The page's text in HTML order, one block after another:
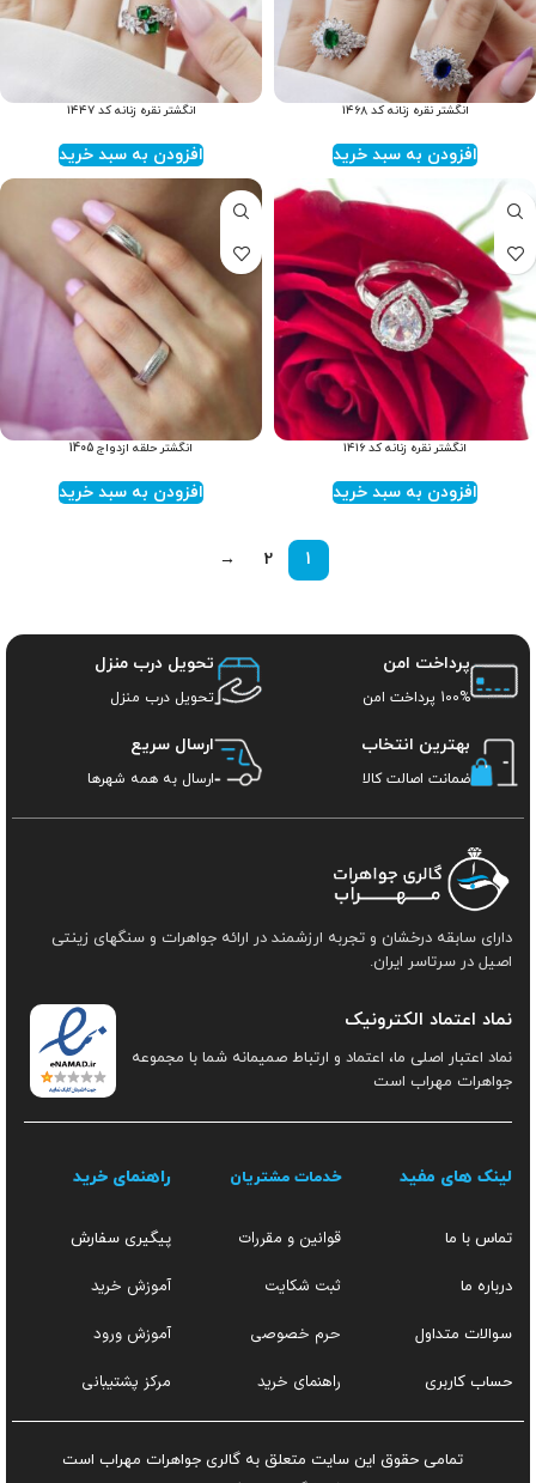
انگشتر نقره زنانه کد ۱۴۶۸
افزودن به سبد خرید
انگشتر نقره زنانه کد ۱۴۴۷
افزودن به سبد خرید
انگشتر نقره زنانه کد ۱۴۱۶
افزودن به سبد خرید
انگشتر حلقه ازدواج 1405
افزودن به سبد خرید
1
2
→
پرداخت امن
100% پرداخت امن
تحویل درب منزل
تحویل درب منزل
بهترین انتخاب
ضمانت اصالت کالا
ارسال سریع
ارسال به همه شهرها
دارای سابقه درخشان و تجربه ارزشمند در ارائه جواهرات و سنگهای زینتی
اصیل در سرتاسر ایران.
نماد اعتماد الکترونیک
نماد اعتبار اصلی ما، اعتماد و ارتباط صمیمانه شما با مجموعه
جواهرات مهراب است
لینک های مفید
تماس با ما
درباره ما
سوالات متداول
حساب کاربری
خدمات مشتریان
قوانین و مقررات
ثبت شکایت
حرم خصوصی
راهنمای خرید
راهنمای خرید
پیگیری سفارش
آموزش خرید
آموزش ورود
مرکز پشتیبانی
تمامی حقوق این سایت متعلق به گالری جواهرات مهراب است